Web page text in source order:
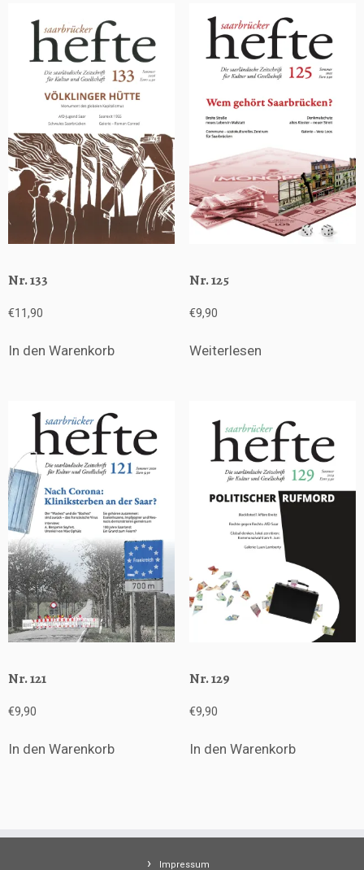
Nr. 133
€11,90
In den Warenkorb
Nr. 125
€9,90
Weiterlesen
Nr. 121
€9,90
In den Warenkorb
Nr. 129
€9,90
In den Warenkorb
Impressum